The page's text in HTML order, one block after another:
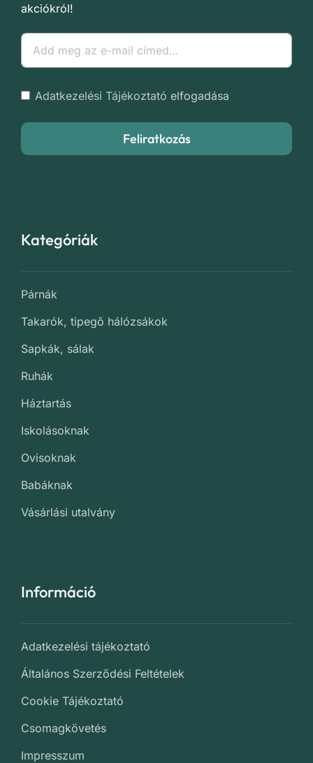
akciókról!
Adatkezelési Tájékoztató elfogadása
Feliratkozás
Kategóriák
Párnák
Takarók, tipegő hálózsákok
Sapkák, sálak
Ruhák
Háztartás
Iskolásoknak
Ovisoknak
Babáknak
Vásárlási utalvány
Információ
Adatkezelési tájékoztató
Általános Szerződési Feltételek
Cookie Tájékoztató
Csomagkövetés
Impresszum